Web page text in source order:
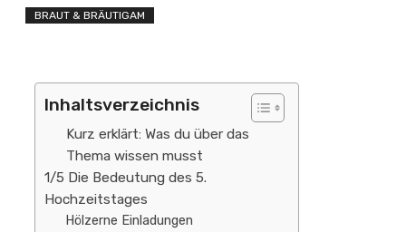
BRAUT & BRÄUTIGAM
Inhaltsverzeichnis
Kurz erklärt: Was du über das
Thema wissen musst
1/5 Die Bedeutung des 5.
Hochzeitstages
Hölzerne Einladungen